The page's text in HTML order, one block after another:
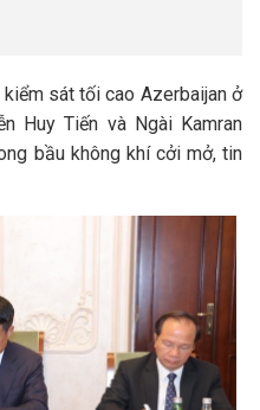
sát tối cao Azerbaijan ở
Huy Tiến và Ngài Kamran
bầu không khí cởi mở, tin